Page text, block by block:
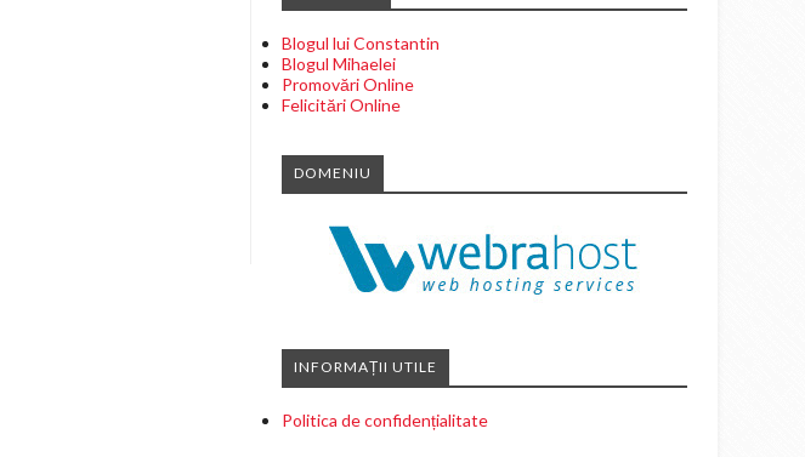
Blogul lui Constantin
Blogul Mihaelei
Promovări Online
Felicitări Online
DOMENIU
INFORMAȚII UTILE
Politica de confidențialitate